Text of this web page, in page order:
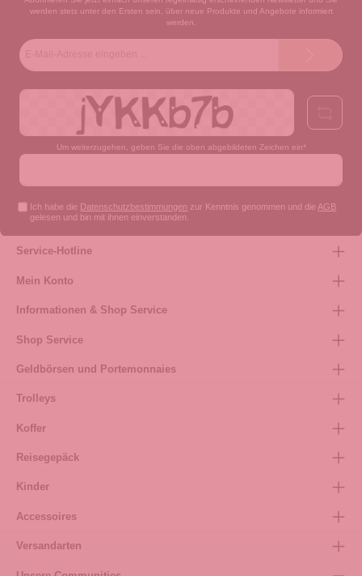
werden stets unter den Ersten sein, über neue Produkte und Angebote informiert
werden.
Um weiterzugehen, geben Sie die oben abgebildeten Zeichen ein*
Ich habe die Datenschutzbestimmungen zur Kenntnis genommen und die AGB
gelesen und bin mit ihnen einverstanden.
Service-Hotline
Mein Konto
Informationen & Shop Service
Shop Service
Geldbörsen und Portemonnaies
Trolleys
Koffer
Reisegepäck
Kinder
Accessoires
Versandarten